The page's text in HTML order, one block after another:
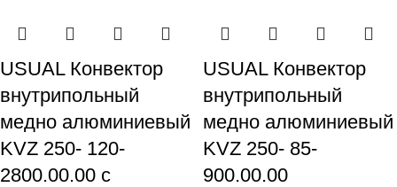
USUAL Конвектор
внутрипольный
медно алюминиевый
KVZ 250- 120-
2800.00.00 с
USUAL Конвектор
внутрипольный
медно алюминиевый
KVZ 250- 85-
900.00.00